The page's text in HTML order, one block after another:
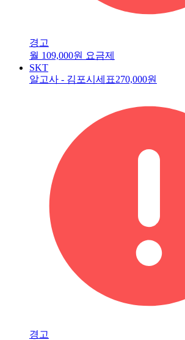
경고
월 109,000원 요금제
SKT
알고사 - 김포시세표270,000원
경고